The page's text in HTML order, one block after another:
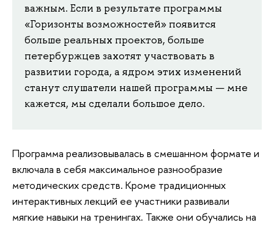
важным. Если в результате программы
«Горизонты возможностей» появится
больше реальных проектов, больше
петербуржцев захотят участвовать в
развитии города, а ядром этих изменений
станут слушатели нашей программы — мне
кажется, мы сделали большое дело.
Программа реализовывалась в смешанном формате и
включала в себя максимальное разнообразие
методических средств. Кроме традиционных
интерактивных лекций ее участники развивали
мягкие навыки на тренингах. Также они обучались на